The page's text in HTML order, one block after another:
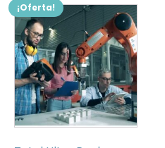
¡Oferta!